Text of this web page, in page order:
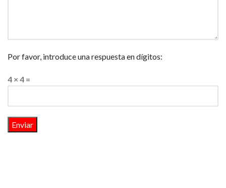
Por favor, introduce una respuesta en dígitos:
4 × 4 =